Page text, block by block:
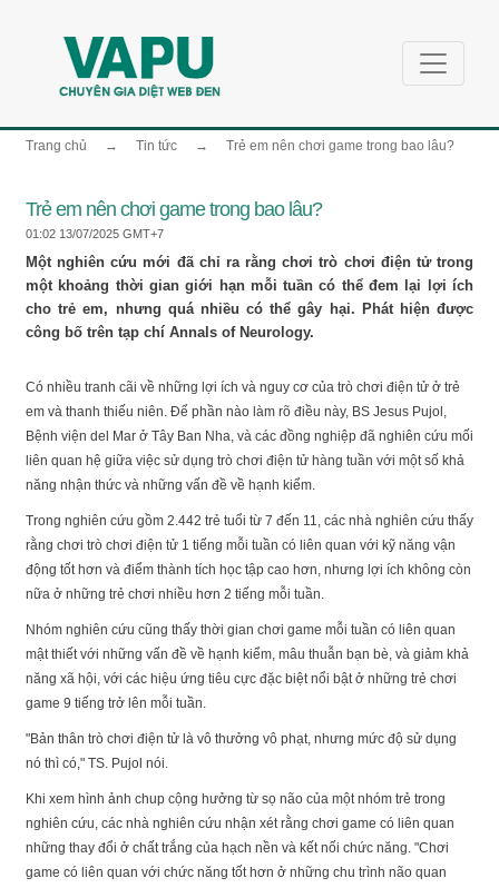
Trang chủ → Tin tức → Trẻ em nên chơi game trong bao lâu?
Trẻ em nên chơi game trong bao lâu?
01:02 13/07/2025 GMT+7
Một nghiên cứu mới đã chỉ ra rằng chơi trò chơi điện tử trong
một khoảng thời gian giới hạn mỗi tuần có thể đem lại lợi ích
cho trẻ em, nhưng quá nhiều có thể gây hại. Phát hiện được
công bố trên tạp chí Annals of Neurology.
Có nhiều tranh cãi về những lợi ích và nguy cơ của trò chơi điện tử ở trẻ
em và thanh thiếu niên. Để phần nào làm rõ điều này, BS Jesus Pujol,
Bệnh viện del Mar ở Tây Ban Nha, và các đồng nghiệp đã nghiên cứu mối
liên quan hệ giữa việc sử dụng trò chơi điện tử hàng tuần với một số khả
năng nhận thức và những vấn đề về hạnh kiểm.
Trong nghiên cứu gồm 2.442 trẻ tuổi từ 7 đến 11, các nhà nghiên cứu thấy
rằng chơi trò chơi điện tử 1 tiếng mỗi tuần có liên quan với kỹ năng vận
động tốt hơn và điểm thành tích học tập cao hơn, nhưng lợi ích không còn
nữa ở những trẻ chơi nhiều hơn 2 tiếng mỗi tuần.
Nhóm nghiên cứu cũng thấy thời gian chơi game mỗi tuần có liên quan
mật thiết với những vấn đề về hạnh kiểm, mâu thuẫn bạn bè, và giảm khả
năng xã hội, với các hiệu ứng tiêu cực đặc biệt nổi bật ở những trẻ chơi
game 9 tiếng trở lên mỗi tuần.
"Bản thân trò chơi điện tử là vô thưởng vô phạt, nhưng mức độ sử dụng
nó thì có," TS. Pujol nói.
Khi xem hình ảnh chup cộng hưởng từ sọ não của một nhóm trẻ trong
nghiên cứu, các nhà nghiên cứu nhận xét rằng chơi game có liên quan
những thay đổi ở chất trắng của hạch nền và kết nối chức năng. "Chơi
game có liên quan với chức năng tốt hơn ở những chu trình não quan